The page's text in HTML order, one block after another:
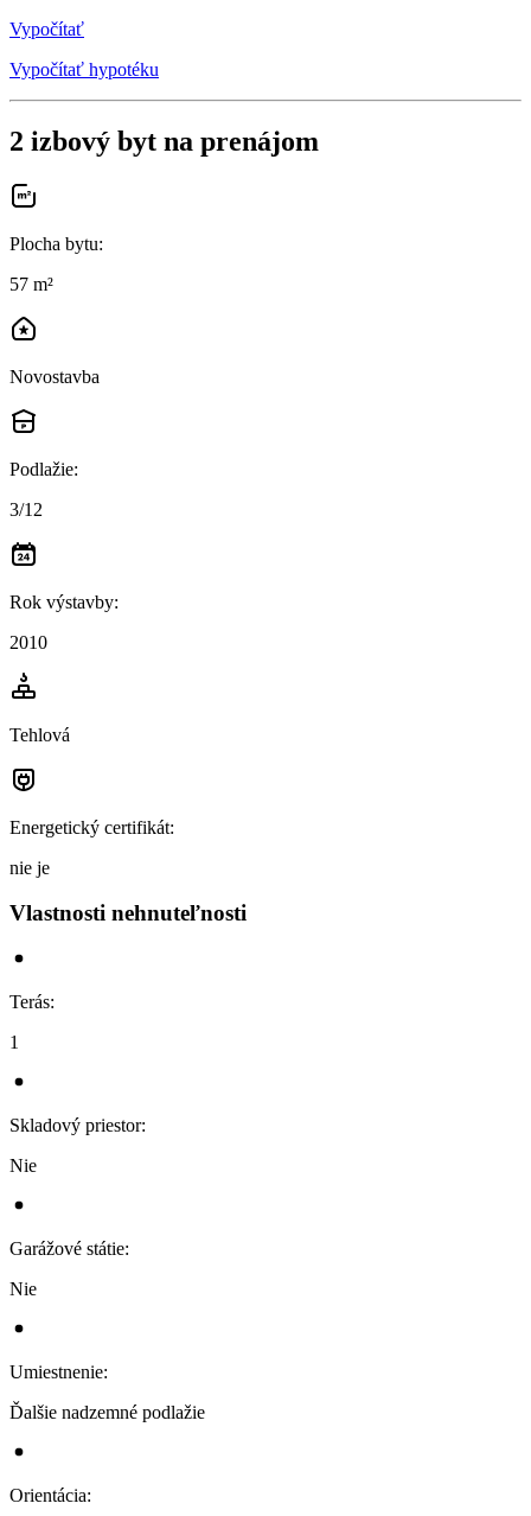
Vypočítať
Vypočítať hypotéku
2 izbový byt na prenájom
Plocha bytu:
57 m²
Novostavba
Podlažie:
3/12
Rok výstavby:
2010
Tehlová
Energetický certifikát:
nie je
Vlastnosti nehnuteľnosti
Terás:
1
Skladový priestor:
Nie
Garážové státie:
Nie
Umiestnenie:
Ďalšie nadzemné podlažie
Orientácia: